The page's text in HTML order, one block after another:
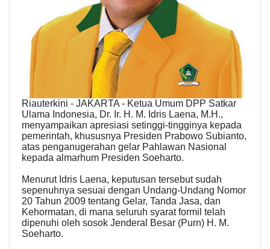
Riauterkini - JAKARTA - Ketua Umum DPP Satkar
Ulama Indonesia, Dr. Ir. H. M. Idris Laena, M.H.,
menyampaikan apresiasi setinggi-tingginya kepada
pemerintah, khususnya Presiden Prabowo Subianto,
atas penganugerahan gelar Pahlawan Nasional
kepada almarhum Presiden Soeharto.
Menurut Idris Laena, keputusan tersebut sudah
sepenuhnya sesuai dengan Undang-Undang Nomor
20 Tahun 2009 tentang Gelar, Tanda Jasa, dan
Kehormatan, di mana seluruh syarat formil telah
dipenuhi oleh sosok Jenderal Besar (Purn) H. M.
Soeharto.